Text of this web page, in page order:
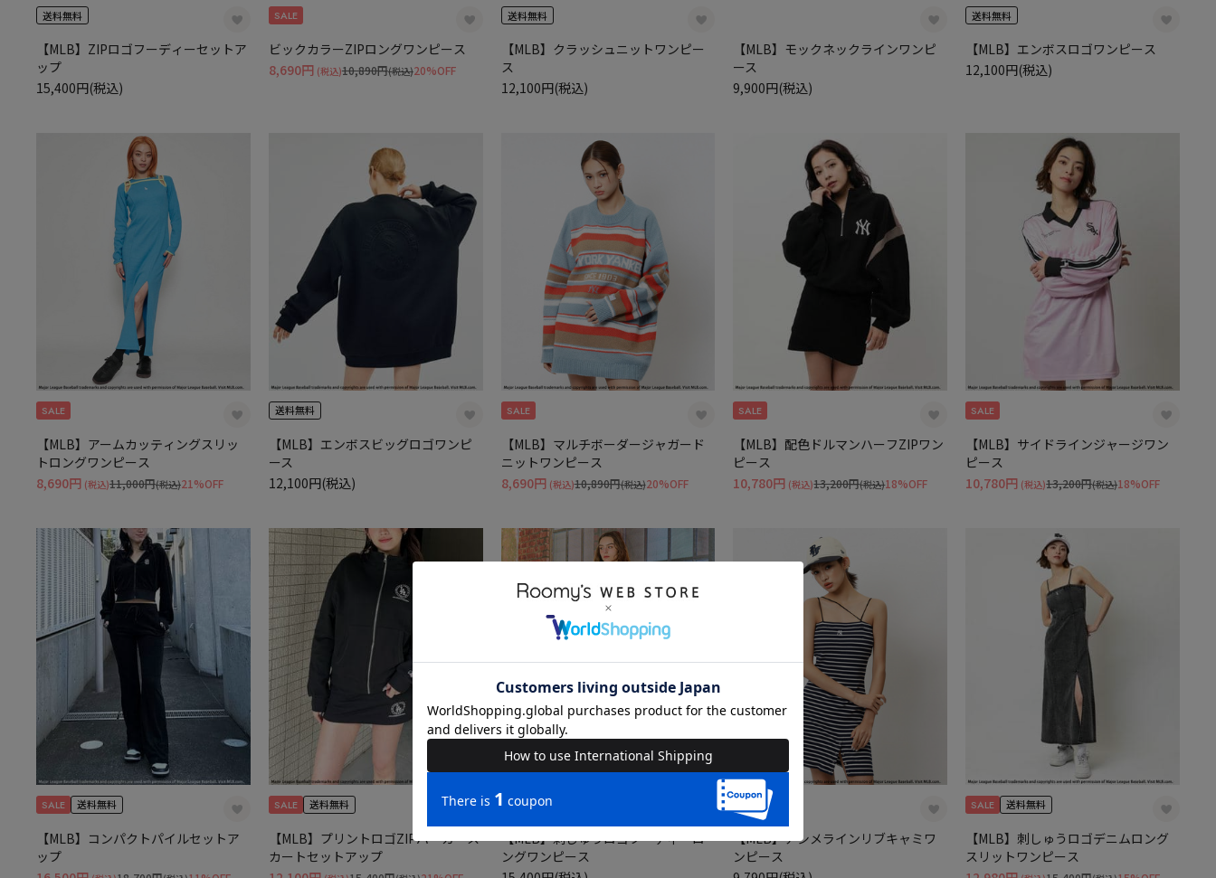
送料無料
【MLB】ZIPロゴフーディーセットア
ップ
15,400円(税込)
SALE
ビックカラーZIPロングワンピース
8,690円 (税込)10,890円(税込)20%OFF
送料無料
【MLB】クラッシュニットワンピー
ス
12,100円(税込)
【MLB】モックネックラインワンピ
ース
9,900円(税込)
送料無料
【MLB】エンボスロゴワンピース
12,100円(税込)
SALE
【MLB】アームカッティングスリッ
トロングワンピース
8,690円 (税込)11,000円(税込)21%OFF
送料無料
【MLB】エンボスビッグロゴワンピ
ース
12,100円(税込)
SALE
【MLB】マルチボーダージャガード
ニットワンピース
8,690円 (税込)10,890円(税込)20%OFF
SALE
【MLB】配色ドルマンハーフZIPワン
ピース
10,780円 (税込)13,200円(税込)18%OFF
SALE
【MLB】サイドラインジャージワン
ピース
10,780円 (税込)13,200円(税込)18%OFF
SALE 送料無料
【MLB】コンパクトパイルセットア
ップ
SALE 送料無料
【MLB】プリントロゴZIPパーカース
カートセットアップ
送料無料
【MLB】刺しゅうロゴフーディーロ
ングワンピース
【MLB】アシメラインリブキャミワ
ンピース
SALE 送料無料
【MLB】刺しゅうロゴデニムロング
スリットワンピース